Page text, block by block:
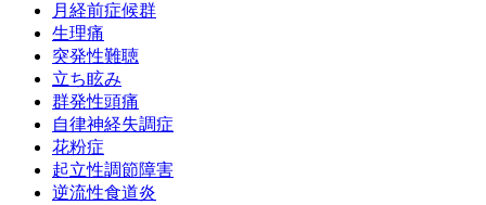
月経前症候群
生理痛
突発性難聴
立ち眩み
群発性頭痛
自律神経失調症
花粉症
起立性調節障害
逆流性食道炎